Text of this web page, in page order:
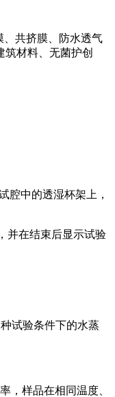
、共挤膜、防水透气
材料、无菌护创
腔中的透湿杯架上，
并在结束后显示试验
试验条件下的水蒸
，样品在相同温度、